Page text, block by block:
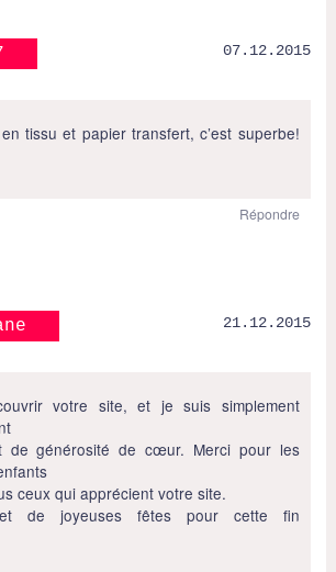
07.12.2015
tissu et papier transfert, c’est superbe!
Répondre
21.12.2015
votre site, et je suis simplement
de générosité de cœur. Merci pour les
ceux qui apprécient votre site.
de joyeuses fêtes pour cette fin